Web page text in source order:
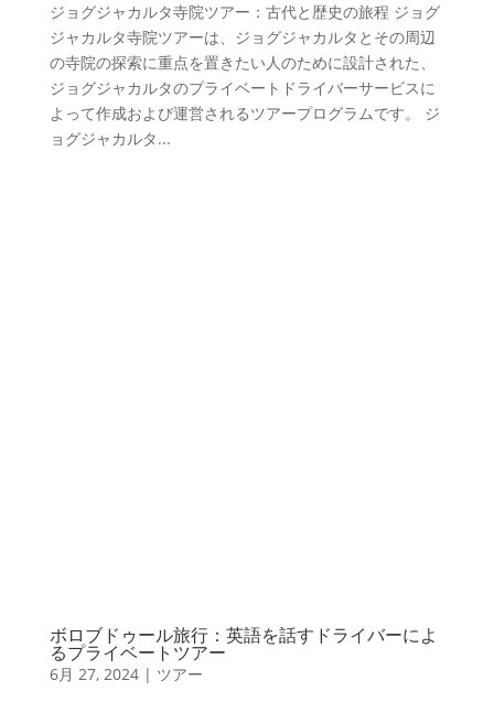
ジョグジャカルタ寺院ツアー：古代と歴史の旅程 ジョグ
ジャカルタ寺院ツアーは、ジョグジャカルタとその周辺
の寺院の探索に重点を置きたい人のために設計された、
ジョグジャカルタのプライベートドライバーサービスに
よって作成および運営されるツアープログラムです。 ジ
ョグジャカルタ...
ボロブドゥール旅行：英語を話すドライバーによ
るプライベートツアー
6月 27, 2024| ツアー